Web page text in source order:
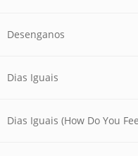
Desenganos
Dias Iguais
Dias Iguais (How Do You